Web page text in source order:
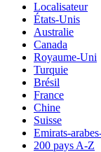
Localisateur
États-Unis
Australie
Canada
Royaume-Uni
Turquie
Brésil
France
Chine
Suisse
Emirats-
200 pays A-Z